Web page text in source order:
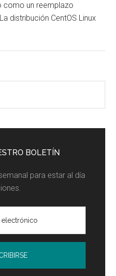
como un reemplazo
distribución CentOS Linux
BOLETÍN
para estar al día